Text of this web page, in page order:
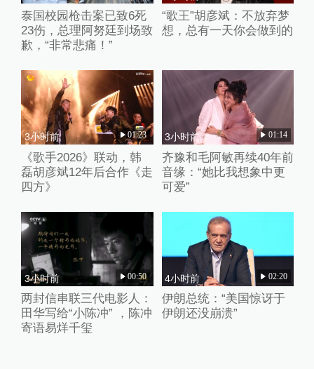
泰国校园枪击案已致6死
23伤，总理阿努廷到场致
歉，“非常悲痛！”
“歌王”胡彦斌：不放弃梦
想，总有一天你会做到的
3小时前 01:23
《歌手2026》联动，韩
磊胡彦斌12年后合作《走
四方》
3小时前 01:14
齐豫和毛阿敏再续40年前
音缘：“她比我想象中更
可爱”
3小时前 00:50
两封信串联三代电影人：
田华写给“小陈冲” ，陈冲
寄语易烊千玺
4小时前 02:20
伊朗总统：“美国惊讶于
伊朗还没崩溃”